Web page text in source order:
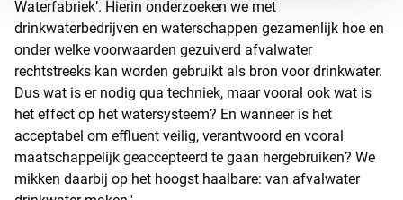
Waterfabriek’. Hierin onderzoeken we met
drinkwaterbedrijven en waterschappen gezamenlijk hoe en
onder welke voorwaarden gezuiverd afvalwater
rechtstreeks kan worden gebruikt als bron voor drinkwater.
Dus wat is er nodig qua techniek, maar vooral ook wat is
het effect op het watersysteem? En wanneer is het
acceptabel om effluent veilig, verantwoord en vooral
maatschappelijk geaccepteerd te gaan hergebruiken? We
mikken daarbij op het hoogst haalbare: van afvalwater